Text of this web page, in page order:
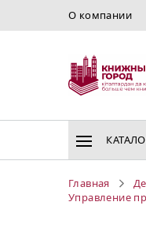
О компании
Главная
Управление